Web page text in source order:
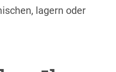
lagern oder